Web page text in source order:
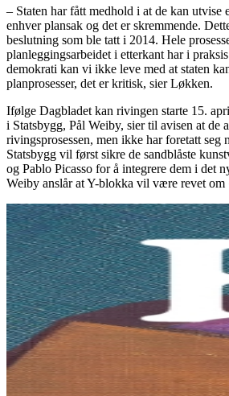
– Staten har fått medhold i at de kan utvise
enhver plansak og det er skremmende.
beslutning som ble tatt i 2014. Hele
planleggingsarbeidet i etterkant har i
demokrati kan vi ikke leve med at staten
planprosesser, det er kritisk, sier Løkken.
Ifølge Dagbladet kan rivingen starte 15.
i Statsbygg, Pål Weiby, sier til avisen at de
rivingsprosessen, men ikke har foretatt seg
Statsbygg vil først sikre de sandblåste
og Pablo Picasso for å integrere dem i det
Weiby anslår at Y-blokka vil være revet om